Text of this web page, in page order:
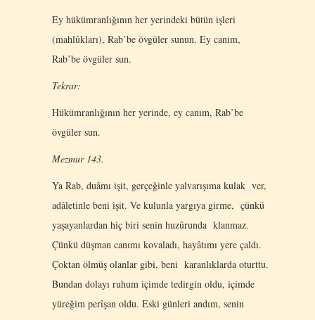
Ey hükümranlığının her yerindeki bütün işleri
(mahlûkları), Rab’be övgüler sunun. Ey canım,
Rab’be övgüler sun.
Tekrar:
Ηükümranlığının her yerinde, ey canım, Rab’be
övgüler sun.
Mezmur 143.
Ya Rab, duâmı işit, gerçeğinle yalvarışıma kulak ver,
adâletinle beni işit. Ve kulunla yargıya girme, çünkü
yaşayanlardan hiç biri senin huzûrunda klanmaz.
Çünkü düşman canımı kovaladı, hayâtımı yere çaldı.
Çoktan ölmüş olanlar gibi, beni karanlıklarda oturttu.
Bundan dolayı ruhum içimde tedirgin oldu, içimde
yüreğim perîşan oldu. Eski günleri andım, senin